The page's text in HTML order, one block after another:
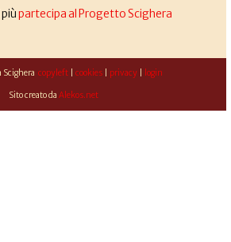
partecipa al Progetto Scighera
Scighera copyleft| cookies| privacy| login
Sito creato da Alekos.net